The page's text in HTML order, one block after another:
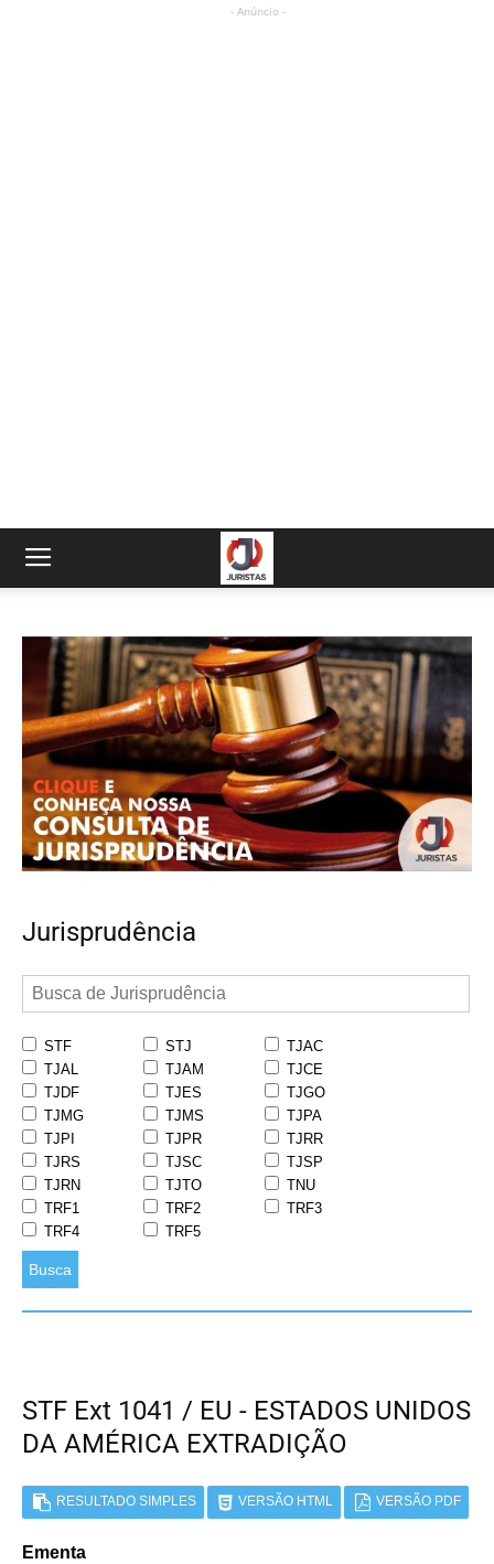
- Anúncio -
Jurisprudência
STF STJ
TJAC
TJAL
TJAM
TJCE
TJDF
TJES
TJGO
TJMG
TJMS
TJPA
TJPI
TJPR
TJRR
TJRS
TJSC
TJSP
TJRN
TJTO
TNU
TRF1
TRF2
TRF3
TRF4
TRF5
Busca
STF Ext 1041 / EU - ESTADOS UNIDOS
DA AMÉRICA EXTRADIÇÃO
RESULTADO SIMPLES VERSÃO HTML VERSÃO PDF
Ementa